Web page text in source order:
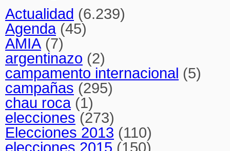
Actualidad (6.239)
Agenda(45)
AMIA (7)
argentinazo (2)
campamento internacional (5)
campañas (295)
chau roca(1)
elecciones (273)
Elecciones 2013 (110)
elecciones 2015 (150)